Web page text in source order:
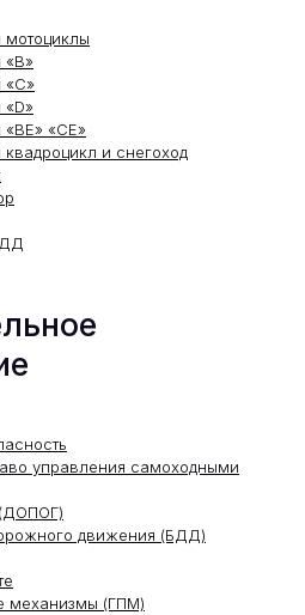
мотоциклы
«В»
«С»
«D»
«ВЕ» «СЕ»
квадроцикл и снегоход
управления самоходными
движения (БДД)
механизмы (ГПМ)